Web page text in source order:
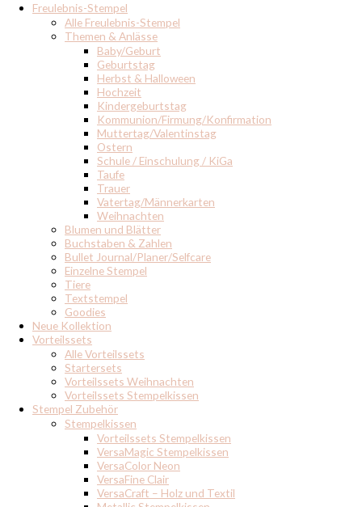
Freulebnis-Stempel
Alle Freulebnis-Stempel
Themen & Anlässe
Baby/Geburt
Geburtstag
Herbst & Halloween
Hochzeit
Kindergeburtstag
Kommunion/Firmung/Konfirmation
Muttertag/Valentinstag
Ostern
Schule / Einschulung / KiGa
Taufe
Trauer
Vatertag/Männerkarten
Weihnachten
Blumen und Blätter
Buchstaben & Zahlen
Bullet Journal/Planer/Selfcare
Einzelne Stempel
Tiere
Textstempel
Goodies
Neue Kollektion
Vorteilssets
Alle Vorteilssets
Startersets
Vorteilssets Weihnachten
Vorteilssets Stempelkissen
Stempel Zubehör
Stempelkissen
Vorteilssets Stempelkissen
VersaMagic Stempelkissen
VersaColor Neon
VersaFine Clair
VersaCraft – Holz und Textil